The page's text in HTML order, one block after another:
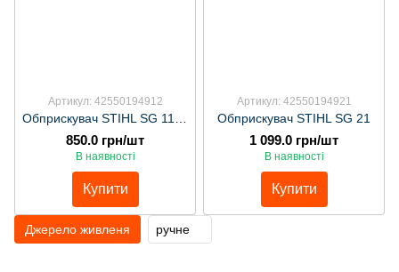
Артикул: 42550194912
850.0 грн/шт
В наявності
Купити
Артикул: 42550194921
Обприскувач STIHL SG 21
1 099.0 грн/шт
В наявності
Купити
Джерело живленя ручне